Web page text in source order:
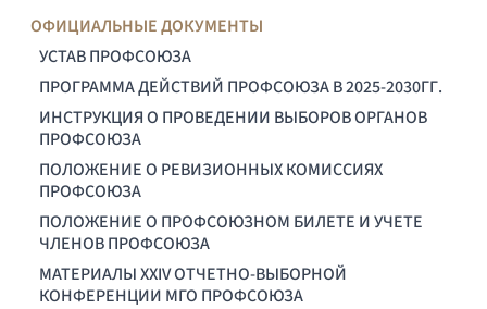
ОФИЦИАЛЬНЫЕ ДОКУМЕНТЫ
УСТАВ ПРОФСОЮЗА
ПРОГРАММА ДЕЙСТВИЙ ПРОФСОЮЗА В 2025-2030ГГ.
ИНСТРУКЦИЯ О ПРОВЕДЕНИИ ВЫБОРОВ ОРГАНОВ
ПРОФСОЮЗА
ПОЛОЖЕНИЕ О РЕВИЗИОННЫХ КОМИССИЯХ
ПРОФСОЮЗА
ПОЛОЖЕНИЕ О ПРОФСОЮЗНОМ БИЛЕТЕ И УЧЕТЕ
ЧЛЕНОВ ПРОФСОЮЗА
МАТЕРИАЛЫ XXIV ОТЧЕТНО-ВЫБОРНОЙ
КОНФЕРЕНЦИИ МГО ПРОФСОЮЗА